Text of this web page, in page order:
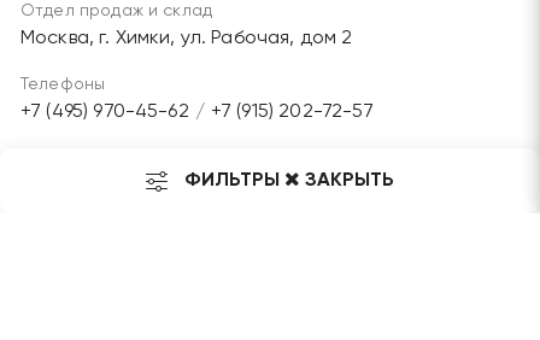
ФИЛЬТРЫ ЗАКРЫТЬ
Отдел продаж и склад
Москва, г. Химки, ул. Рабочая, дом 2
Телефоны
+7 (495) 970-45-62 / +7 (915) 202-72-57
grandlesmarket@mail.ru